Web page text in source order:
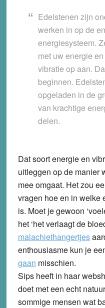
Edelstenen zijn
werken in op de
energiesysteem.
met uw energie
vibratie op aan.
beginnen.
opgeladen in de
van krachtige
delen.
Dat soort energie en
uitleggen op de manier
mee omgaat. Het zou
vragen hoe en in welke
is. Moet je gewoon
het ‘het verlaagt de
malachiethangertjes
enthousiasme kun je
gaan misschien.
Sips heeft in haar
doet met een echt
sommige mensen wat